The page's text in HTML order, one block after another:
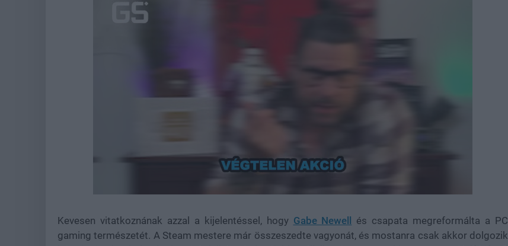
81.26%
Kevesen vitatkoznának azzal a kijelentéssel, hogy Gabe Newell
és csapata megreformálta a PC
gaming természetét. A Steam mestere már összeszedte vagyonát, és mostanra csak akkor dolgozik